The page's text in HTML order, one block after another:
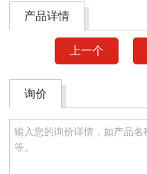
产品详情
上一个
询价